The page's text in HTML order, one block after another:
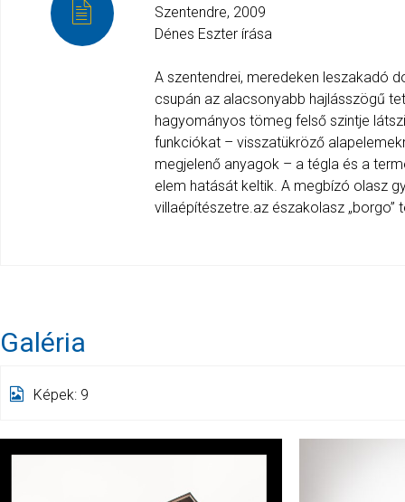
Szentendre, 2009
Dénes Eszter írása
A szentendrei, meredeken leszakadó
csupán az alacsonyabb hajlásszögű
hagyományos tömeg felső szintje
funkciókat – visszatükröző
megjelenő anyagok – a tégla és a
elem hatását keltik. A megbízó olasz
villaépítészetre.az északolasz „borgo”
Galéria
Képek: 9